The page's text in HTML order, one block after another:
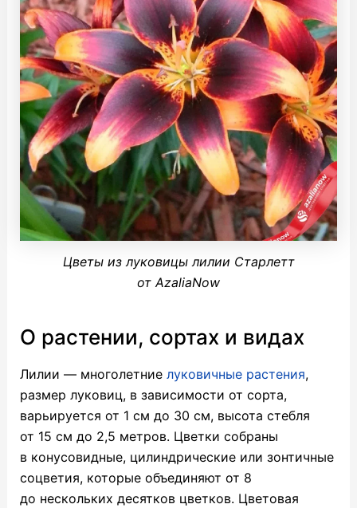
Цветы из луковицы лилии Старлетт
от AzaliaNow
О растении, сортах и видах
Лилии — многолетние луковичные растения,
размер луковиц, в зависимости от сорта,
варьируется от 1 см до 30 см, высота стебля
от 15 см до 2,5 метров. Цветки собраны
в конусовидные, цилиндрические или зонтичные
соцветия, которые объединяют от 8
до нескольких десятков цветков. Цветовая